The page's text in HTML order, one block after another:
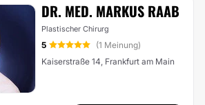
DR. MED. MARKUS RAAB
Plastischer Chirurg
5
(1 Meinung)
Kaiserstraße 14, Frankfurt am Main